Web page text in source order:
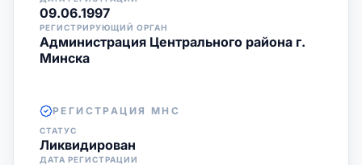
09.06.1997
РЕГИСТРИРУЮЩИЙ ОРГАН
Администрация Центрального района г.
Минска
РЕГИСТРАЦИЯ МНС
СТАТУС
Ликвидирован
ДАТА РЕГИСТРАЦИИ